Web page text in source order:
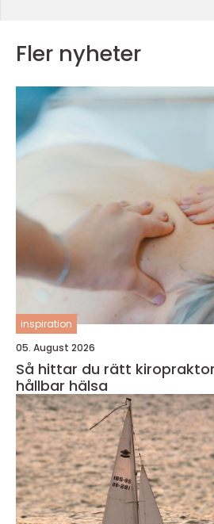
Fler nyheter
inspiration
05. August 2026
Så hittar du rätt
hållbar hälsa